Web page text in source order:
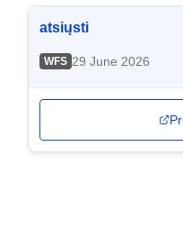
atsiųsti
WFS 29 June 2026